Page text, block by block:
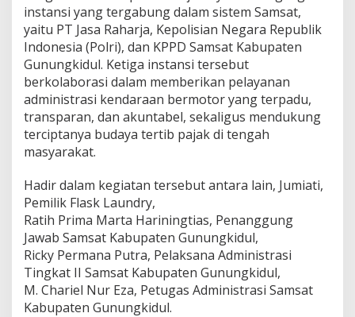
instansi yang tergabung dalam sistem Samsat,
yaitu PT Jasa Raharja, Kepolisian Negara Republik
Indonesia (Polri), dan KPPD Samsat Kabupaten
Gunungkidul. Ketiga instansi tersebut
berkolaborasi dalam memberikan pelayanan
administrasi kendaraan bermotor yang terpadu,
transparan, dan akuntabel, sekaligus mendukung
terciptanya budaya tertib pajak di tengah
masyarakat.
Hadir dalam kegiatan tersebut antara lain, Jumiati,
Pemilik Flask Laundry,
Ratih Prima Marta Hariningtias, Penanggung
Jawab Samsat Kabupaten Gunungkidul,
Ricky Permana Putra, Pelaksana Administrasi
Tingkat II Samsat Kabupaten Gunungkidul,
M. Chariel Nur Eza, Petugas Administrasi Samsat
Kabupaten Gunungkidul.